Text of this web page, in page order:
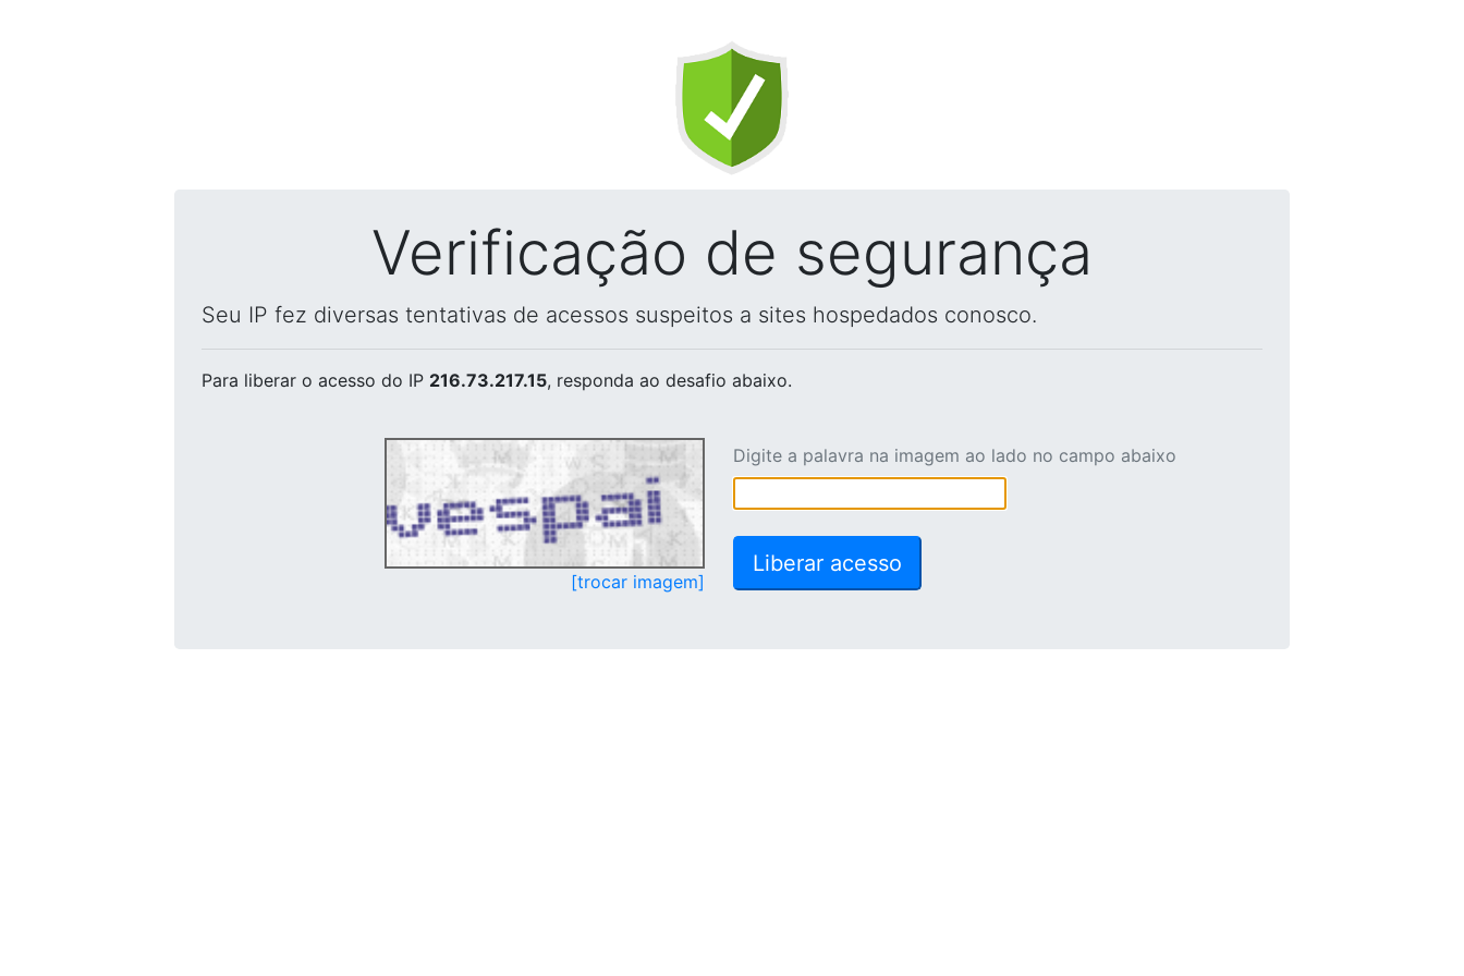
Verificação de segurança
Seu IP fez diversas tentativas de acessos suspeitos a sites hospedados conosco.
Para liberar o acesso do IP 216.73.217.15, responda ao desafio abaixo.
[trocar imagem]
Digite a palavra na imagem ao lado no campo abaixo